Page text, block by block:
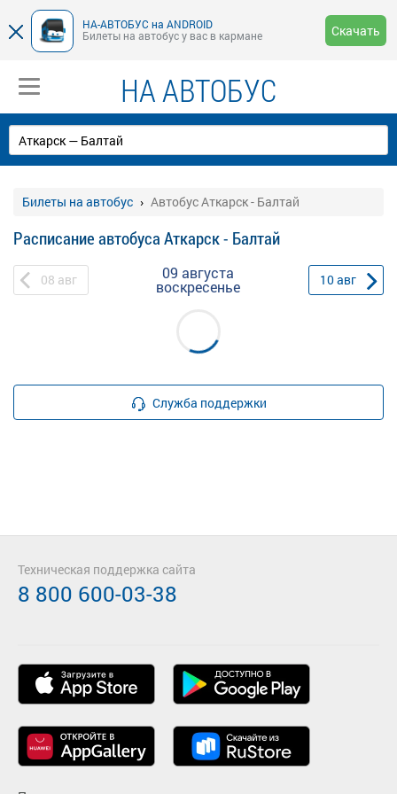
НА-АВТОБУС на ANDROID
Билеты на автобус у вас в кармане
Скачать
НА АВТОБУС
Билеты на автобус Автобус Аткарск - Балтай
Расписание автобуса Аткарск - Балтай
08 авг 09 августа
воскресенье 10авг
Служба поддержки
Техническая поддержка сайта
8 800 600-03-38